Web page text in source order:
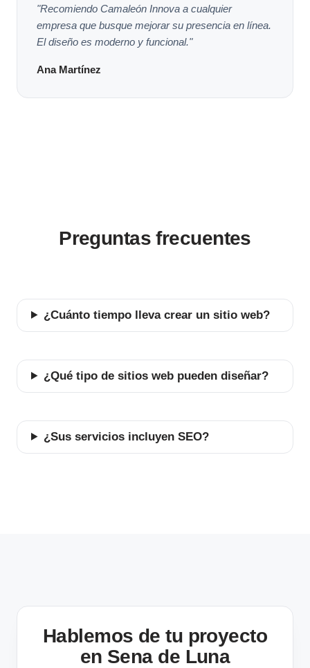
"Recomiendo Camaleón Innova a cualquier
empresa que busque mejorar su presencia en línea.
El diseño es moderno y funcional."
Ana Martínez
Preguntas frecuentes
¿Cuánto tiempo lleva crear un sitio web?
¿Qué tipo de sitios web pueden diseñar?
¿Sus servicios incluyen SEO?
Hablemos de tu proyecto
en Sena de Luna